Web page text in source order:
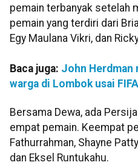
pemain terbanyak setelah
pemain yang terdiri dari
Egy Maulana Vikri, dan
Baca juga: John Herdman
warga di Lombok usai
Bersama Dewa, ada
empat pemain. Keempat
Fathurrahman, Shayne
dan Eksel Runtukahu.